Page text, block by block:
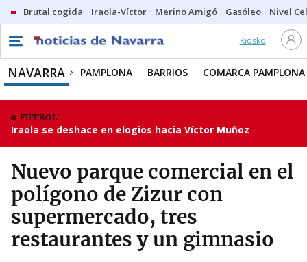
Brutal cogida Iraola-Víctor Merino Amigó Gasóleo Nivel
Kiosko
NAVARRA PAMPLONA BARRIOS COMARCA PAMPLONA
FÚTBOL
Iraola se deshace en elogios hacia Víctor Muñoz
Nuevo parque comercial en el
polígono de Zizur con
supermercado, tres
restaurantes y un gimnasio